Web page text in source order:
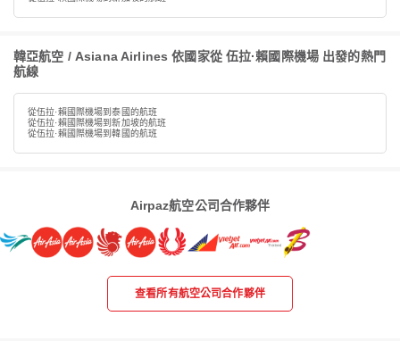
韓亞航空 / Asiana Airlines 依國家從 伍拉·賴國際機場 出發的熱門
航線
從伍拉·賴國際機場到泰國的航班
從伍拉·賴國際機場到新加坡的航班
從伍拉·賴國際機場到韓國的航班
Airpaz航空公司合作夥伴
查看所有航空公司合作夥伴